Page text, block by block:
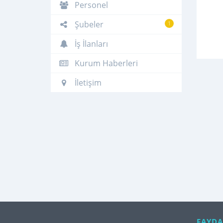
Personel
1
Şubeler
İş İlanları
Kurum Haberleri
İletişim